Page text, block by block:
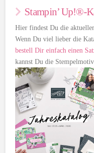
Stampin’ Up!®-
Hier findest Du die
Wenn Du viel lieber die
bestell Dir einfach einen
kannst Du die